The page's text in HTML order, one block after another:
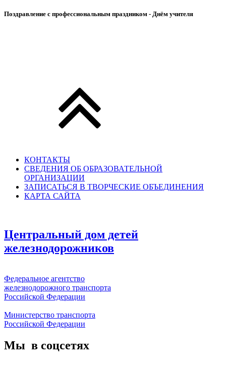
Поздравление с профессиональным праздником - Днём учителя
КОНТАКТЫ
СВЕДЕНИЯ ОБ ОБРАЗОВАТЕЛЬНОЙ
ОРГАНИЗАЦИИ
ЗАПИСАТЬСЯ В ТВОРЧЕСКИЕ ОБЪЕДИНЕНИЯ
КАРТА САЙТА
Центральный дом детей
железнодорожников
Федеральное агентство
железнодорожного транспорта
Российской Федерации
Министерство транспорта
Российской Федерации
Мы в соцсетях